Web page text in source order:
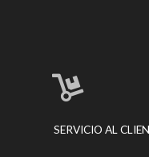
SERVICIO AL